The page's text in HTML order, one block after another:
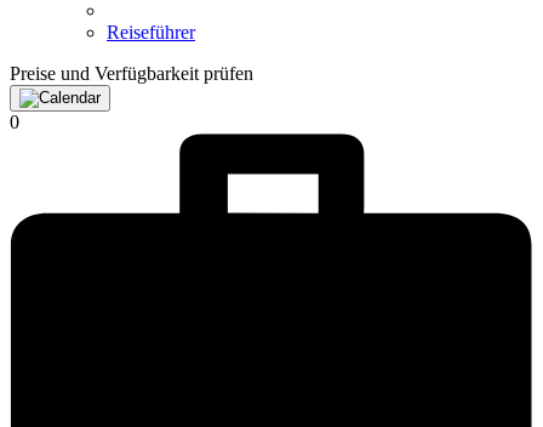
Reiseführer
Preise und Verfügbarkeit prüfen
0